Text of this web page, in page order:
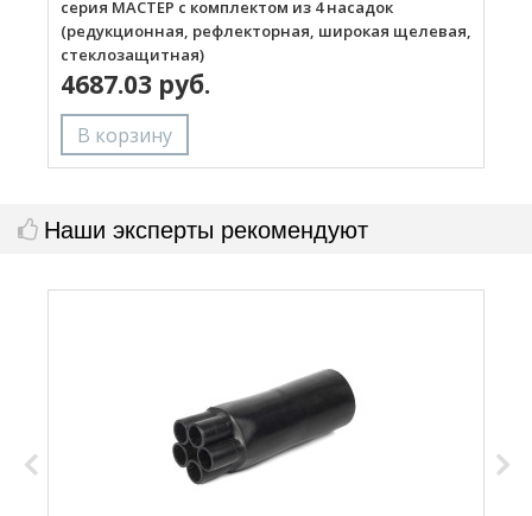
серия МАСТЕР с комплектом из 4 насадок
(редукционная, рефлекторная, широкая щелевая,
стеклозащитная)
4687.03 руб.
Наши эксперты рекомендуют